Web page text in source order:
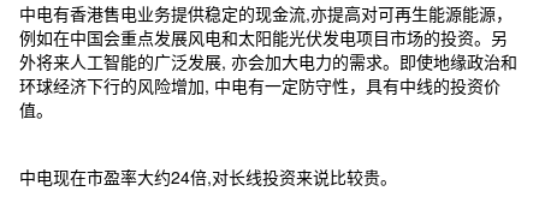
中电有香港售电业务提供稳定的现金流,亦提高对可再生能源能源，
例如在中国会重点发展风电和太阳能光伏发电项目市场的投资。另
外将来人工智能的广泛发展, 亦会加大电力的需求。即使地缘政治和
环球经济下行的风险增加, 中电有一定防守性，具有中线的投资价
值。
中电现在市盈率大约24倍,对长线投资来说比较贵。